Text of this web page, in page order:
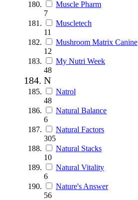
Muscle Pharm
7
Muscletech
11
Mushroom Matrix Canine
12
My Nutri Week
48
N
Natrol
48
Natural Balance
6
Natural Factors
305
Natural Stacks
10
Natural Vitality
6
Nature's Answer
56